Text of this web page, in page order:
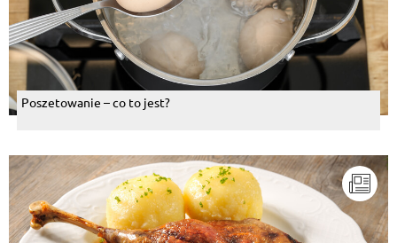
Poszetowanie – co to jest?